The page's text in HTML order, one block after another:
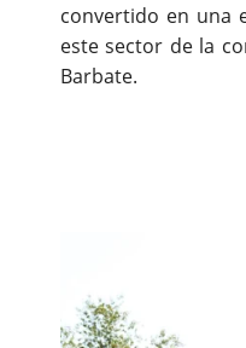
convertido en una
este sector de la
Barbate.